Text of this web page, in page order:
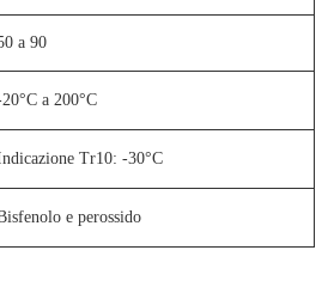
a 90
a 200°C
Tr10: -30°C
e perossido